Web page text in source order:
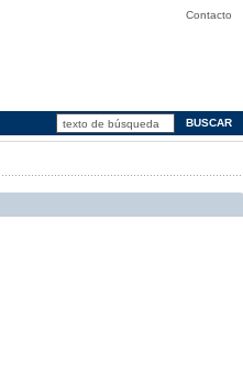
Contacto